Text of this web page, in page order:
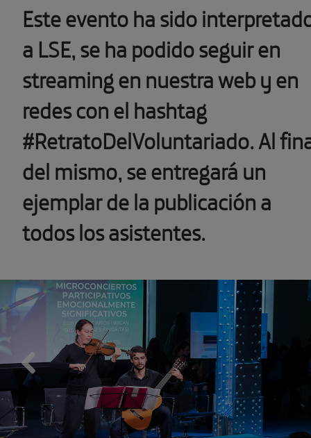
Este evento ha sido
a LSE, se ha podido seguir en
streaming en nuestra web y en
redes con el hashtag
#RetratoDelVoluntariado. Al
del mismo, se entregará un
ejemplar de la publicación a
todos los asistentes.
Previous